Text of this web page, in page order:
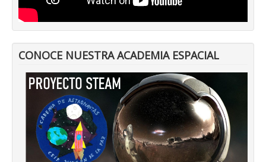
CONOCE NUESTRA ACADEMIA ESPACIAL